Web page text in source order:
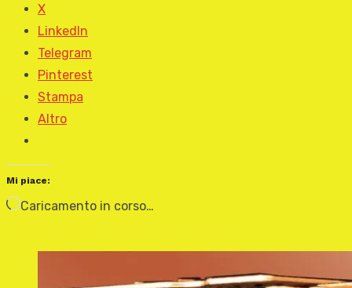
X
LinkedIn
Telegram
Pinterest
Stampa
Altro
Mi piace:
Caricamento in corso…